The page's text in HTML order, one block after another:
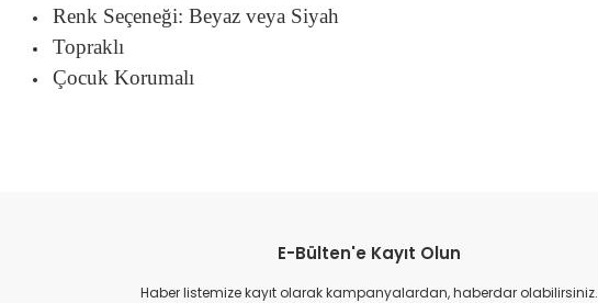
Renk Seçeneği: Beyaz veya Siyah
Topraklı
Çocuk Korumalı
Ürün resmi kalitesiz, bozuk veya görüntülenemiyor.
Ürün açıklamasında eksik bilgiler bulunuyor.
E-Bülten'e Kayıt Olun
Haber listemize kayıt olarak kampanyalardan, haberdar olabilirsiniz.